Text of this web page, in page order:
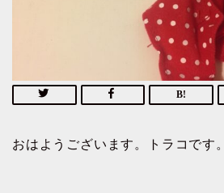
おはようございます。トラコです。